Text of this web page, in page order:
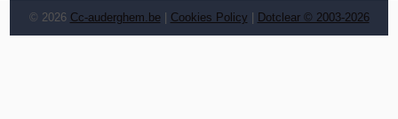
© 2026 Cc-auderghem.be| Cookies Policy Dotclear © 2003-2026